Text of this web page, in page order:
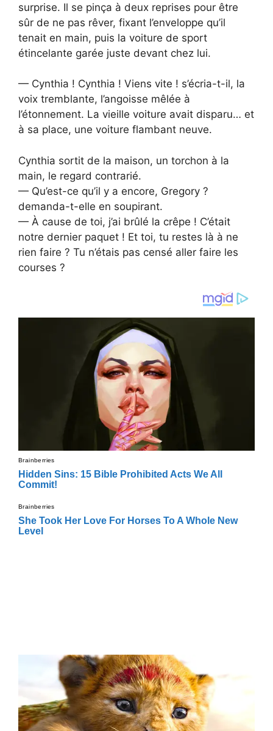
surprise. Il se pinça à deux reprises pour être
sûr de ne pas rêver, fixant l’enveloppe qu’il
tenait en main, puis la voiture de sport
étincelante garée juste devant chez lui.
— Cynthia ! Cynthia ! Viens vite ! s’écria-t-il, la
voix tremblante, l’angoisse mêlée à
l’étonnement. La vieille voiture avait disparu… et
à sa place, une voiture flambant neuve.
Cynthia sortit de la maison, un torchon à la
main, le regard contrarié.
— Qu’est-ce qu’il y a encore, Gregory ?
demanda-t-elle en soupirant.
— À cause de toi, j’ai brûlé la crêpe ! C’était
notre dernier paquet ! Et toi, tu restes là à ne
rien faire ? Tu n’étais pas censé aller faire les
courses ?